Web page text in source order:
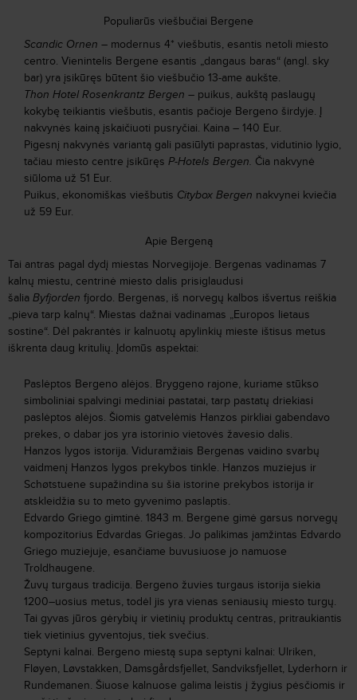
Populiarūs viešbučiai Bergene
Scandic Ornen – modernus 4* viešbutis, esantis netoli miesto
centro. Vienintelis Bergene esantis „dangaus baras“ (angl. sky
bar) yra įsikūręs būtent šio viešbučio 13-ame aukšte.
Thon Hotel Rosenkrantz Bergen – puikus, aukštą paslaugų
kokybę teikiantis viešbutis, esantis pačioje Bergeno širdyje. Į
nakvynės kainą įskaičiuoti pusryčiai. Kaina – 140 Eur.
Pigesnį nakvynės variantą gali pasiūlyti paprastas, vidutinio lygio,
tačiau miesto centre įsikūręs P-Hotels Bergen. Čia nakvynė
siūloma už 51 Eur.
Puikus, ekonomiškas viešbutis Citybox Bergen nakvynei kviečia
už 59 Eur.
Apie Bergeną
Tai antras pagal dydį miestas Norvegijoje. Bergenas vadinamas 7
kalnų miestu, centrinė miesto dalis prisiglaudusi
šalia Byfjorden fjordo. Bergenas, iš norvegų kalbos išvertus reiškia
„pieva tarp kalnų“. Miestas dažnai vadinamas „Europos lietaus
sostine“. Dėl pakrantės ir kalnuotų apylinkių mieste ištisus metus
iškrenta daug kritulių. Įdomūs aspektai:
Paslėptos Bergeno alėjos. Bryggeno rajone, kuriame stūkso
simboliniai spalvingi mediniai pastatai, tarp pastatų driekiasi
paslėptos alėjos. Šiomis gatvelėmis Hanzos pirkliai gabendavo
prekes, o dabar jos yra istorinio vietovės žavesio dalis.
Hanzos lygos istorija. Viduramžiais Bergenas vaidino svarbų
vaidmenį Hanzos lygos prekybos tinkle. Hanzos muziejus ir
Schøtstuene supažindina su šia istorine prekybos istorija ir
atskleidžia su to meto gyvenimo paslaptis.
Edvardo Griego gimtinė. 1843 m. Bergene gimė garsus norvegų
kompozitorius Edvardas Griegas. Jo palikimas įamžintas Edvardo
Griego muziejuje, esančiame buvusiuose jo namuose
Troldhaugene.
Žuvų turgaus tradicija. Bergeno žuvies turgaus istorija siekia
1200–uosius metus, todėl jis yra vienas seniausių miesto turgų.
Tai gyvas jūros gėrybių ir vietinių produktų centras, pritraukiantis
tiek vietinius gyventojus, tiek svečius.
Septyni kalnai. Bergeno miestą supa septyni kalnai: Ulriken,
Fløyen, Løvstakken, Damsgårdsfjellet, Sandviksfjellet, Lyderhorn ir
Rundemanen. Šiuose kalnuose galima leistis į žygius pėsčiomis ir